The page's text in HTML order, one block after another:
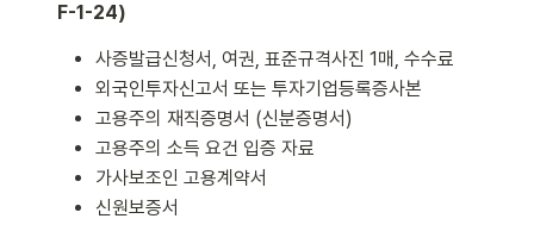
F-1-24)
사증발급신청서, 여권, 표준규격사진 1매, 수수료
외국인투자신고서 또는 투자기업등록증사본
고용주의 재직증명서 (신분증명서)
고용주의 소득 요건 입증 자료
가사보조인 고용계약서
신원보증서